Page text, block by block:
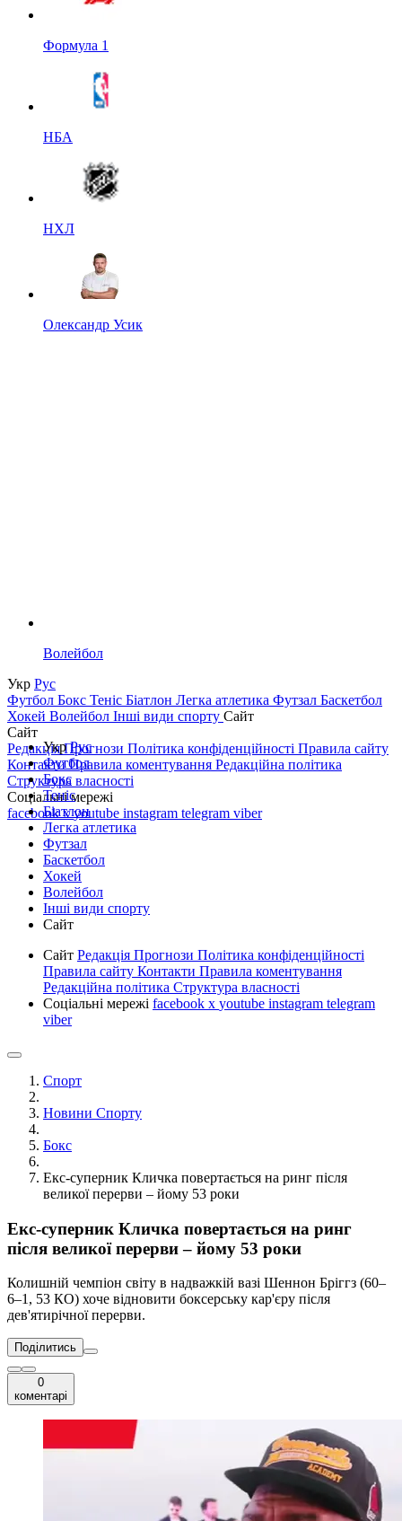
Формула 1
НБА
НХЛ
Олександр Усик
Волейбол
Укр Рус
Футбол Бокс Теніс Біатлон Легка атлетика Футзал Баскетбол
Хокей Волейбол Інші види спорту Сайт
Сайт
РедакціяПрогнози Політика конфіденційності Правила сайту
КонтактиПравила коментування Редакційна політика
Структура власності
Соціальні мережі
facebookxyoutube instagram telegram viber
УкрРус
Футбол
Бокс
Теніс
Біатлон
Легка атлетика
Футзал
Баскетбол
Хокей
Волейбол
Інші види спорту
Сайт
Сайт Редакція Прогнози Політика конфіденційності
Правила сайту Контакти Правила коментування
Редакційна політика Структура власності
Соціальні мережі facebook x youtube instagram telegram
viber
Спорт
Новини Спорту
Бокс
Екс-суперник Кличка повертається на ринг після
великої перерви – йому 53 роки
Екс-суперник Кличка повертається на ринг
після великої перерви – йому 53 роки
Колишній чемпіон світу в надважкій вазі Шеннон Бріггз (60–
6–1, 53 КО) хоче відновити боксерську кар'єру після
дев'ятирічної перерви.
Поділитись
0
коментарі